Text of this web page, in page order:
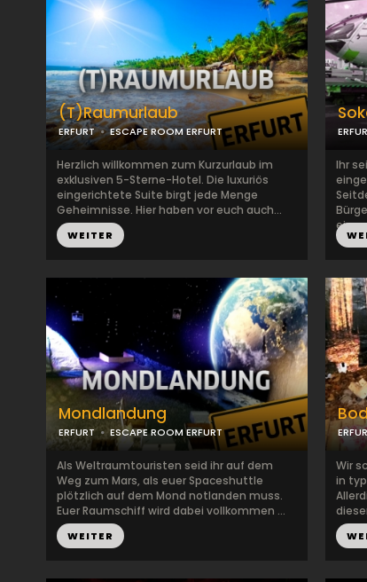
(T)Raumurlaub
ERFURT ESCAPE ROOM ERFURT
Herzlich willkommen zum Kurzurlaub im
exklusiven 5-Sterne-Hotel. Die luxuriös
eingerichtete Suite birgt jede Menge
Geheimnisse. Hier haben vor euch auch...
WEITER
Ihr
Mondlandung
ERFURT ESCAPE ROOM ERFURT
Als Weltraumtouristen seid ihr auf dem
Weg zum Mars, als euer Spaceshuttle
plötzlich auf dem Mond notlanden muss.
Euer Raumschiff wird dabei vollkommen ...
WEITER
Wir
in